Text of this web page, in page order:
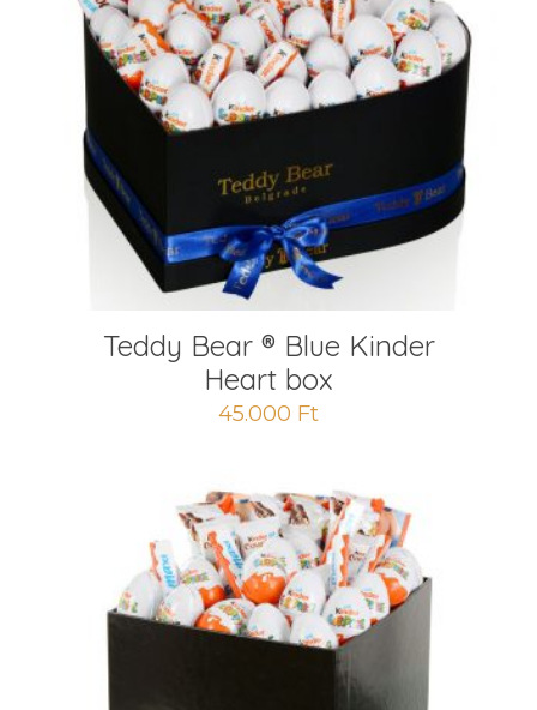
Teddy Bear ® Blue Kinder
Heart box
45.000 Ft